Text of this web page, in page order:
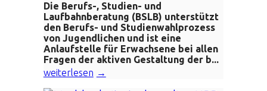
Die Berufs-, Studien- und
Laufbahnberatung (BSLB) unterstützt
den Berufs- und Studienwahlprozess
von Jugendlichen und ist eine
Anlaufstelle für Erwachsene bei allen
Fragen der aktiven Gestaltung der b...
weiterlesen